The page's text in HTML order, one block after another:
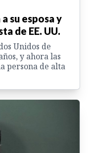
su esposa y
de EE. UU.
Unidos de
y ahora las
persona de alta